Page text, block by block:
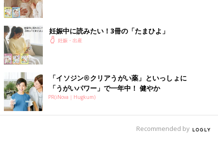
妊娠中に読みたい！3冊の「たまひよ」
妊娠・出産
「イソジン®クリアうがい薬」といっしょに
「うがいパワー」で一年中！ 健やか
PR(iNova｜Hugkum)
Recommended by